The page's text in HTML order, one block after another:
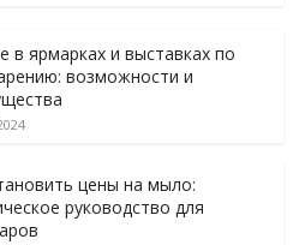
в ярмарках и выставках по
возможности и
цены на мыло:
руководство для